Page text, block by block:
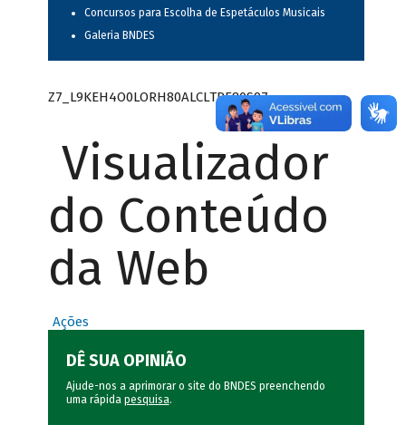
Concursos para Escolha de Espetáculos Musicais
Galeria BNDES
Z7_L9KEH4O0LORH80ALCLTPF80S97
Visualizador
do Conteúdo
da Web
Ações
DÊ SUA OPINIÃO
Ajude-nos a aprimorar o site do BNDES preenchendo
uma rápida pesquisa.